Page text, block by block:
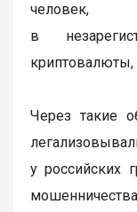
в
криптовалюты,
Через такие
у российских